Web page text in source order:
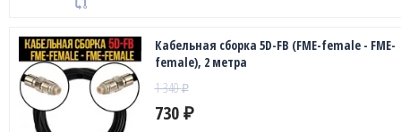
Кабельная сборка 5D-FB (FME-female - FME-
female), 2 метра
1 340₽
730 ₽